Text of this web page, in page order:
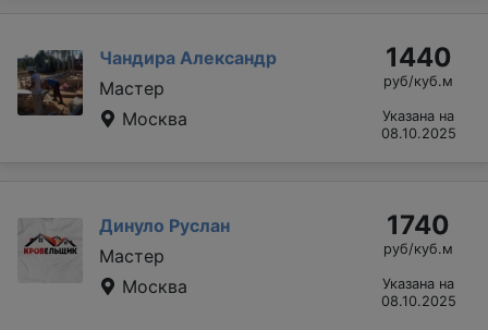
Чандира Александр
Мастер
Москва
1440
руб/куб.м
Указана на
08.10.2025
Динуло Руслан
Мастер
Москва
1740
руб/куб.м
Указана на
08.10.2025